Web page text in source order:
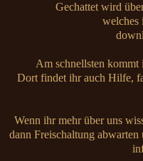
Gechattet wird
welches
Am schnellsten kommt
Dort findet ihr auch Hilfe,
Wenn ihr mehr über uns
dann Freischaltung